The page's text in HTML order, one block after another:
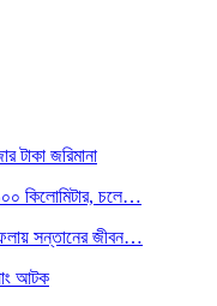
টাকা জরিমানা
কিলোমিটার, চলে…
সন্তানের জীবন…
আটক